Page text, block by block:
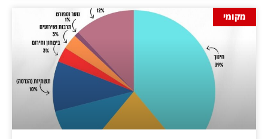
מקומי